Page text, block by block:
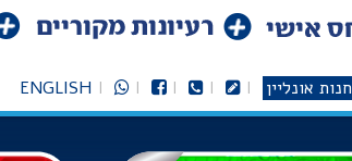
חנות אונליין ENGLISH